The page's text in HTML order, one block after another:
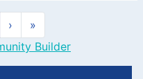
›
»
Builder